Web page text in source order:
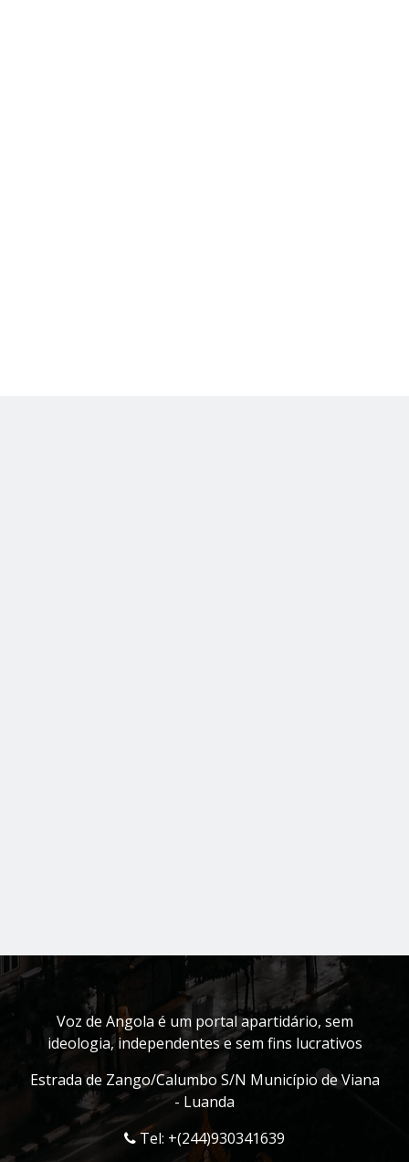
Voz de Angola é um portal apartidário, sem
ideologia, independentes e sem fins lucrativos
Estrada de Zango/Calumbo S/N Município de Viana
- Luanda
Tel: +(244)930341639